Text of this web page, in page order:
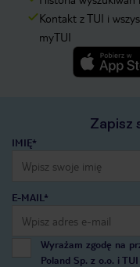
Kontakt z TUI i
myTUI
Zapisz
IMIĘ*
E-MAIL*
Wyrażam zgodę na
Poland Sp. z o.o. i